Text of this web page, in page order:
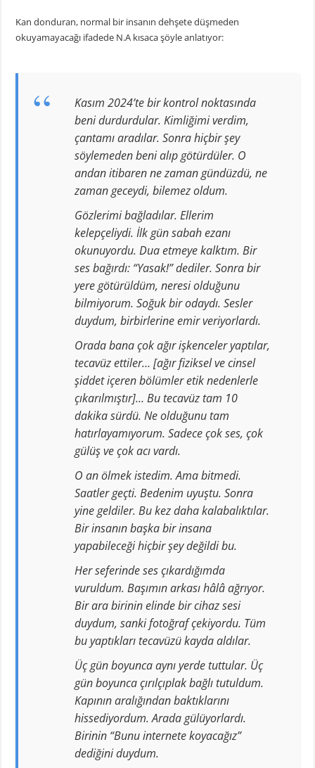
Kan donduran, normal bir insanın dehşete düşmeden
okuyamayacağı ifadede N.A kısaca şöyle anlatıyor:
Kasım 2024’te bir kontrol noktasında
beni durdurdular. Kimliğimi verdim,
çantamı aradılar. Sonra hiçbir şey
söylemeden beni alıp götürdüler. O
andan itibaren ne zaman gündüzdü, ne
zaman geceydi, bilemez oldum.
Gözlerimi bağladılar. Ellerim
kelepçeliydi. İlk gün sabah ezanı
okunuyordu. Dua etmeye kalktım. Bir
ses bağırdı: “Yasak!” dediler. Sonra bir
yere götürüldüm, neresi olduğunu
bilmiyorum. Soğuk bir odaydı. Sesler
duydum, birbirlerine emir veriyorlardı.
Orada bana çok ağır işkenceler yaptılar,
tecavüz ettiler… [ağır fiziksel ve cinsel
şiddet içeren bölümler etik nedenlerle
çıkarılmıştır]… Bu tecavüz tam 10
dakika sürdü. Ne olduğunu tam
hatırlayamıyorum. Sadece çok ses, çok
gülüş ve çok acı vardı.
O an ölmek istedim. Ama bitmedi.
Saatler geçti. Bedenim uyuştu. Sonra
yine geldiler. Bu kez daha kalabalıktılar.
Bir insanın başka bir insana
yapabileceği hiçbir şey değildi bu.
Her seferinde ses çıkardığımda
vuruldum. Başımın arkası hâlâ ağrıyor.
Bir ara birinin elinde bir cihaz sesi
duydum, sanki fotoğraf çekiyordu. Tüm
bu yaptıkları tecavüzü kayda aldılar.
Üç gün boyunca aynı yerde tuttular. Üç
gün boyunca çırılçıplak bağlı tutuldum.
Kapının aralığından baktıklarını
hissediyordum. Arada gülüyorlardı.
Birinin “Bunu internete koyacağız”
dediğini duydum.